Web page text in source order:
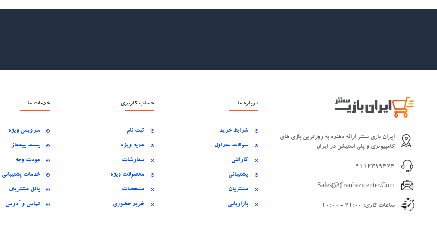
ایران بازی سنتر ارائه دهنده به روزترین بازی های
کامپیوتری و پلی استیشن در ایران
09112399474
Sales[@]iranbazicenter.com
ساعات کاری: 21:00 - 10:00
درباره ما
شرایط خرید
سوالات متداول
گارانتی
پشتیبانی
مشتریان
بازاریابی
حساب کاربری
ثبت نام
هدیه ویژه
سفارشات
محصولات ویژه
مشخصات
خرید حضوری
خدمات ما
سرویس ویژه
پست پیشتاز
عودت وجه
خدمات پشتیبانی
پانل مشتریان
تماس و آدرس